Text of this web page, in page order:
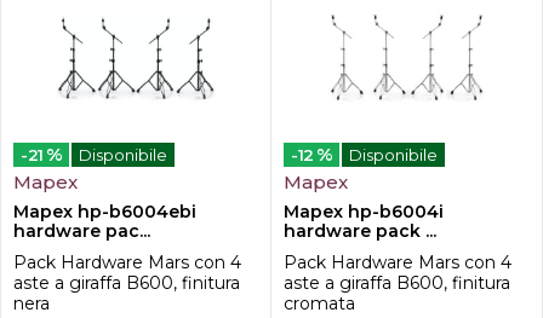
-21 % Disponibile
Mapex
Mapex hp-b6004ebi
hardware pac...
Pack Hardware Mars con 4
aste a giraffa B600, finitura
nera
-12 % Disponibile
Mapex
Mapex hp-b6004i
hardware pack ...
Pack Hardware Mars con 4
aste a giraffa B600, finitura
cromata